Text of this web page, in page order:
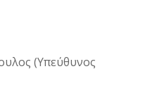
(Υπεύθυνος